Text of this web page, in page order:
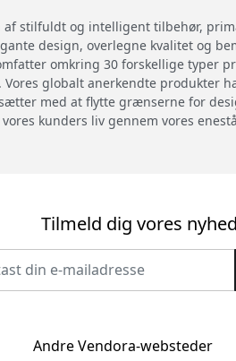
stilfuldt og intelligent tilbehør,
design, overlegne kvalitet og
omkring 30 forskellige typer
globalt anerkendte produkter
med at flytte grænserne for
vores kunders liv gennem vores
Tilmeld dig vores
Andre Vendora-websteder